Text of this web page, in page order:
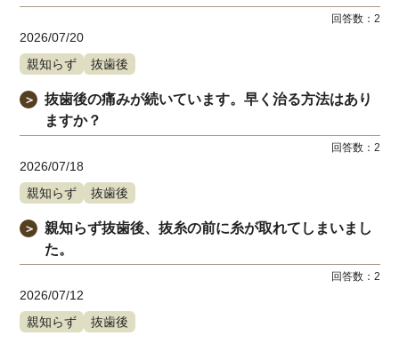
回答数： 2
2026/07/20
親知らず
抜歯後
＞
抜歯後の痛みが続いています。早く治る方法はあり
ますか？
回答数： 2
2026/07/18
親知らず
抜歯後
＞
親知らず抜歯後、抜糸の前に糸が取れてしまいまし
た。
回答数： 2
2026/07/12
親知らず
抜歯後